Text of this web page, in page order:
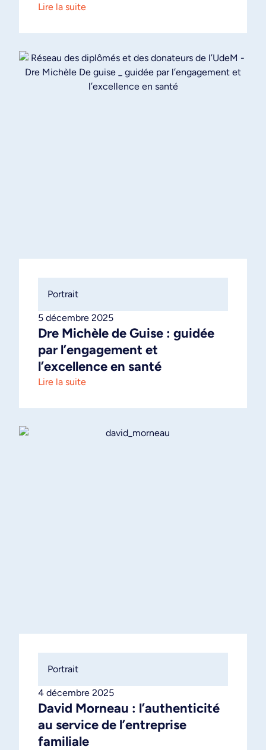
Lire la suite
5 décembre 2025
Portrait
Dre Michèle de Guise : guidée
par l’engagement et
l’excellence en santé
Lire la suite
4 décembre 2025
Portrait
David Morneau : l’authenticité
au service de l’entreprise
familiale